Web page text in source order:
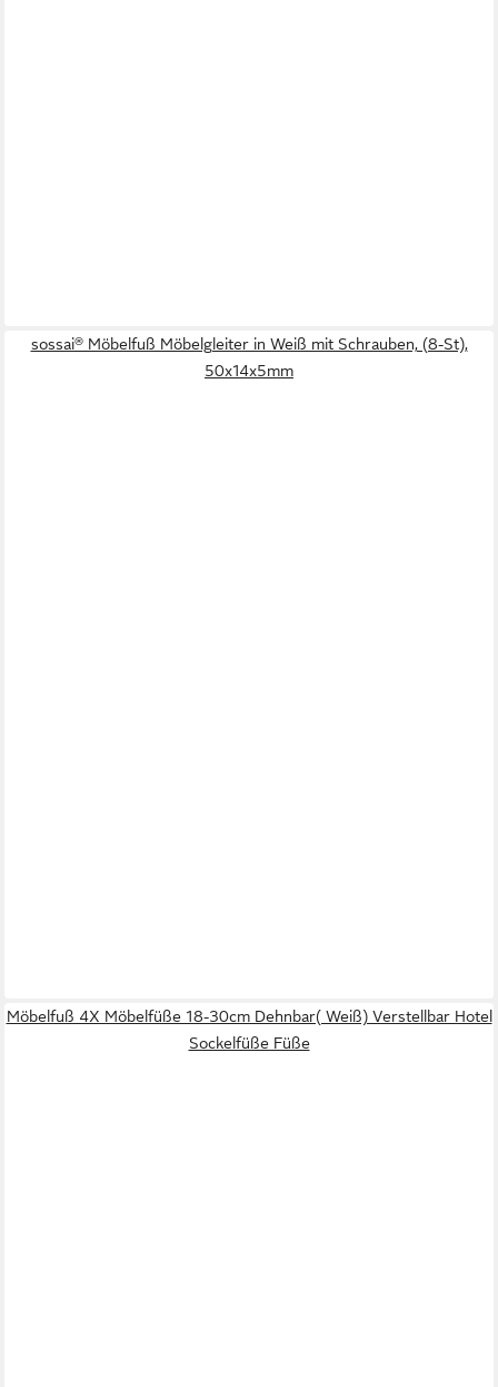
sossai® Möbelfuß Möbelgleiter in Weiß mit Schrauben, (8-St),
50x14x5mm
Möbelfuß 4X Möbelfüße 18-30cm Dehnbar( Weiß) Verstellbar Hotel
Sockelfüße Füße